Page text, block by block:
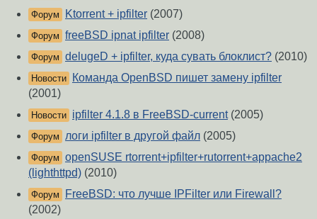
Форум Ktorrent + ipfilter (2007)
Форум freeBSD ipnat ipfilter (2008)
Форум delugeD + ipfilter, куда сувать блоклист? (2010)
Новости
Команда OpenBSD пишет замену ipfilter
(2001)
Новости ipfilter 4.1.8 в FreeBSD-current(2005)
Форум логи ipfilter в другой файл (2005)
Форум openSUSE rtorrent+ipfilter+rutorrent+appache2
(lighthttpd) (2010)
Форум
FreeBSD: что лучше IPFilter или Firewall?
(2002)